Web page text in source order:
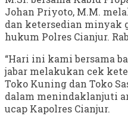
Johan Priyoto, M.M.
dan ketersedian minyak
hukum Polres Cianjur.
“Hari ini kami bersama
jabar melakukan cek
Toko Kuning dan Toko
dalam menindaklanjuti
ucap Kapolres Cianjur.